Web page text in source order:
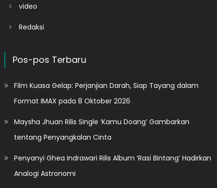
video
Redaksi
Pos-pos Terbaru
Film Kuasa Gelap: Perjanjian Darah, Siap Tayang dalam
Format IMAX pada 8 Oktober 2026
Maysha Jhuan Rilis Single ‘Kamu Doang’ Gambarkan
tentang Penyangkalan Cinta
Penyanyi Ghea Indrawari Rilis Album ‘Rasi Bintang’ Hadirkan
Analogi Astronomi